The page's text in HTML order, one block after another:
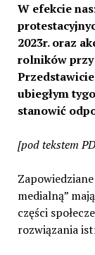
W efekcie
2023r. oraz
rolników przy
ubiegłym
stanowić
[pod tekstem
medialną”
części
rozwiązania